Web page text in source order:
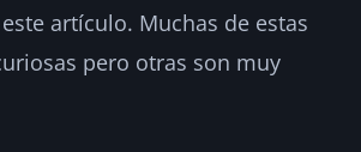
artículo. Muchas de estas
pero otras son muy